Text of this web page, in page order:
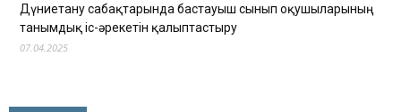
Дүниетану сабақтарында бастауыш сынып оқушыларының
танымдық іс-әрекетін қалыптастыру
07.04.2025